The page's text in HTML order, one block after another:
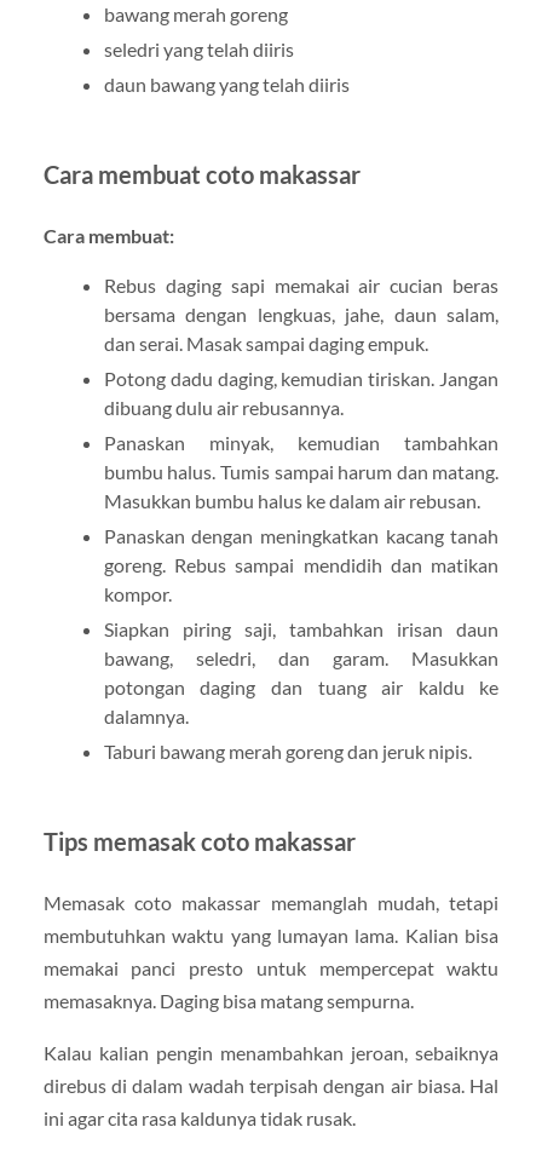
bawang merah goreng
seledri yang telah diiris
daun bawang yang telah diiris
Cara membuat coto makassar
Cara membuat:
Rebus daging sapi memakai air cucian beras
bersama dengan lengkuas, jahe, daun salam,
dan serai. Masak sampai daging empuk.
Potong dadu daging, kemudian tiriskan. Jangan
dibuang dulu air rebusannya.
Panaskan minyak, kemudian tambahkan
bumbu halus. Tumis sampai harum dan matang.
Masukkan bumbu halus ke dalam air rebusan.
Panaskan dengan meningkatkan kacang tanah
goreng. Rebus sampai mendidih dan matikan
kompor.
Siapkan piring saji, tambahkan irisan daun
bawang, seledri, dan garam. Masukkan
potongan daging dan tuang air kaldu ke
dalamnya.
Taburi bawang merah goreng dan jeruk nipis.
Tips memasak coto makassar
Memasak coto makassar memanglah mudah, tetapi
membutuhkan waktu yang lumayan lama. Kalian bisa
memakai panci presto untuk mempercepat waktu
memasaknya. Daging bisa matang sempurna.
Kalau kalian pengin menambahkan jeroan, sebaiknya
direbus di dalam wadah terpisah dengan air biasa. Hal
ini agar cita rasa kaldunya tidak rusak.